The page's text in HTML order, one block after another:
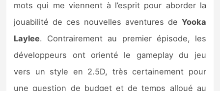
mots qui me viennent à l’esprit pour aborder la
jouabilité de ces nouvelles aventures de Yooka
Laylee. Contrairement au premier épisode, les
développeurs ont orienté le gameplay du jeu
vers un style en 2.5D, très certainement pour
une question de budget et de temps alloué au